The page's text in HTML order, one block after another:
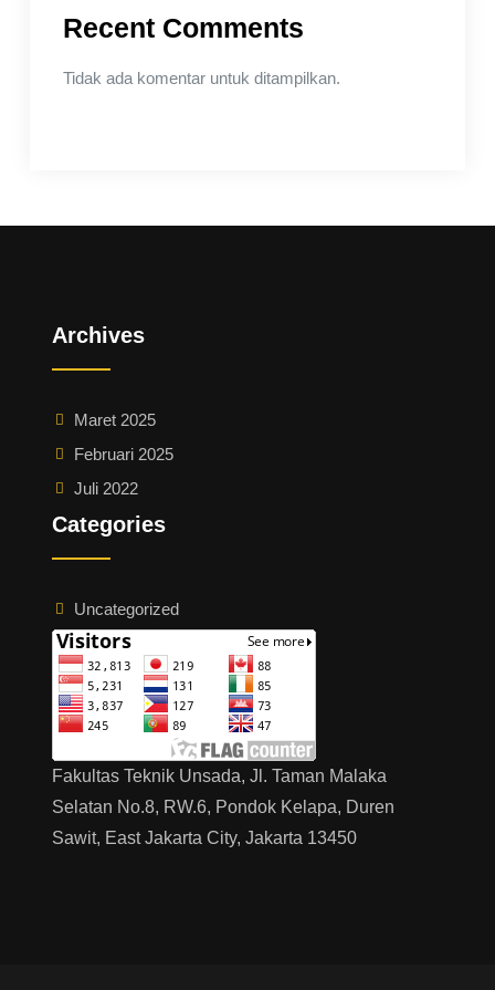
Recent Comments
Tidak ada komentar untuk ditampilkan.
Archives
Maret 2025
Februari 2025
Juli 2022
Categories
Uncategorized
Fakultas Teknik Unsada, Jl. Taman Malaka
Selatan No.8, RW.6, Pondok Kelapa, Duren
Sawit, East Jakarta City, Jakarta 13450